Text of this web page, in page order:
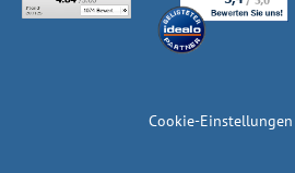
Cookie-Einstellungen